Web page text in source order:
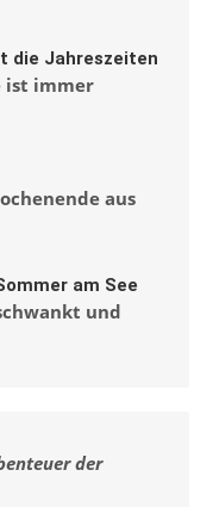
die Jahreszeiten
ist immer
aus
am See
und
der